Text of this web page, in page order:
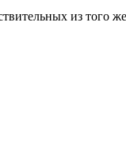
из того